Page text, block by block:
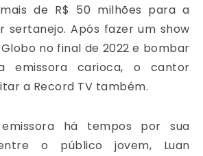
de R$ 50 milhões para a
sertanejo. Após fazer um show
no final de 2022 e bombar
emissora carioca, o cantor
a Record TV também.
há tempos por sua
o público jovem, Luan